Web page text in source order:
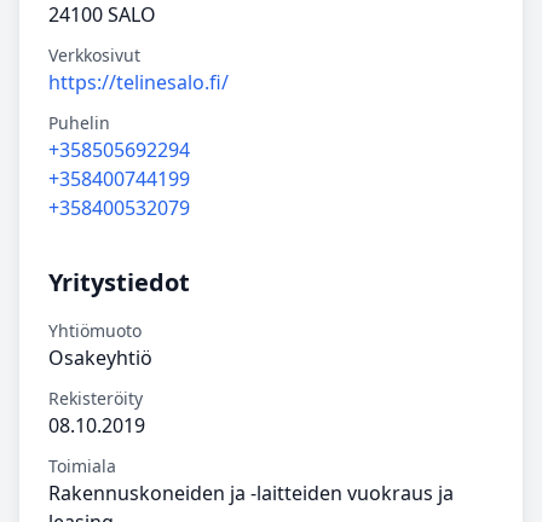
24100 SALO
Verkkosivut
https://telinesalo.fi/
Puhelin
+358505692294
+358400744199
+358400532079
Yritystiedot
Yhtiömuoto
Osakeyhtiö
Rekisteröity
08.10.2019
Toimiala
Rakennuskoneiden ja -laitteiden vuokraus ja